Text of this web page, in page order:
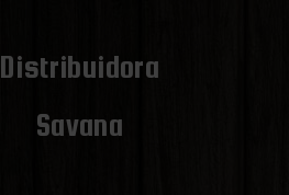
Distribuidora
Savana